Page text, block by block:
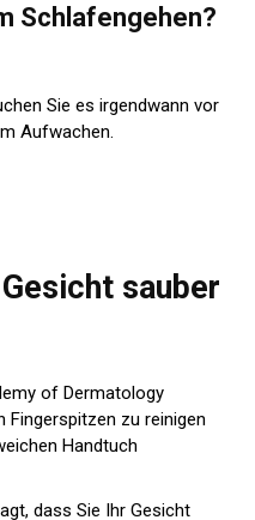
Schlafengehen?
Sie es irgendwann vor
Aufwachen.
sauber
of Dermatology
Fingerspitzen zu reinigen
Handtuch
dass Sie Ihr Gesicht